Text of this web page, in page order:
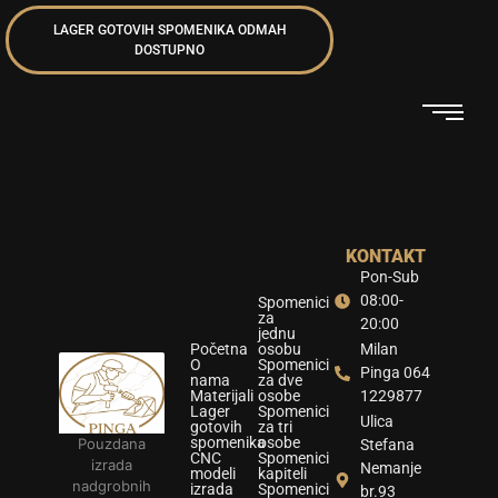
LAGER GOTOVIH SPOMENIKA ODMAH
DOSTUPNO
Pouzdana
izrada
nadgrobnih
Početna
O
nama
Materijali
Lager
gotovih
spomenika
CNC
modeli
izrada
Spomenici
za
jednu
osobu
Spomenici
za dve
osobe
Spomenici
za tri
osobe
Spomenici
kapiteli
Spomenici
KONTAKT
Pon-Sub
08:00-
20:00
Milan
Pinga 064
1229877
Ulica
Stefana
Nemanje
br.93